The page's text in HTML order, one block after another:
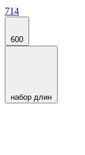
714
600
набор длин